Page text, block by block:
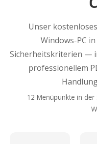
Unser
Windows-PC
Sicherheitskriterien —
professionellem
12 Menüpunkte in